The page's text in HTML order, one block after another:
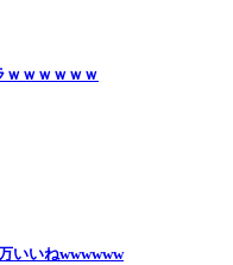
ｗｗｗｗｗｗ
いいねwwwwww